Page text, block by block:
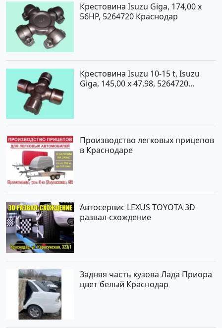
Крестовина Isuzu Giga, 174,00 x
56HP, 5264720 Краснодар
Крестовина Isuzu 10-15 t, Isuzu
Giga, 145,00 x 47,98, 5264720
Производство легковых прицепов
в Краснодаре
Автосервис LEXUS-TOYOTA 3D
развал-схождение
Задняя часть кузова Лада Приора
цвет белый Краснодар